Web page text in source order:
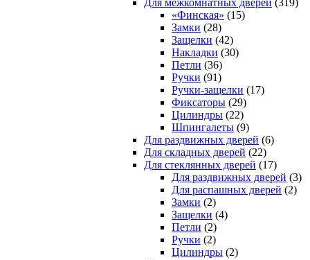
«Финская» (15)
Замки (28)
Защелки (42)
Накладки (30)
Петли (36)
Ручки (91)
Ручки-защелки (17)
Фиксаторы (29)
Цилиндры (22)
Шпингалеты (9)
Для раздвижных дверей (6)
Для складных дверей (22)
Для стеклянных дверей (17)
Для раздвижных дверей (3)
Для распашных дверей (2)
Замки (2)
Защелки (4)
Петли (2)
Ручки (2)
Цилиндры (2)